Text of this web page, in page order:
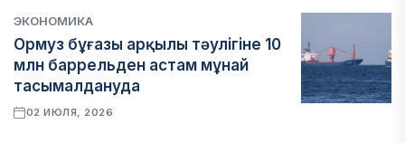
ЭКОНОМИКА
Ормуз бұғазы арқылы тәулігіне 10
млн баррельден астам мұнай
тасымалдануда
02 ИЮЛЯ, 2026